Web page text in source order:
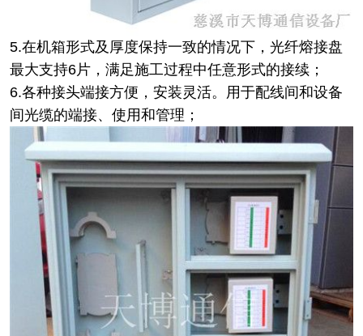
5.在机箱形式及厚度保持一致的情况下，光纤熔接盘
最大支持6片，满足施工过程中任意形式的接续；
6.各种接头端接方便，安装灵活。用于配线间和设备
间光缆的端接、使用和管理；